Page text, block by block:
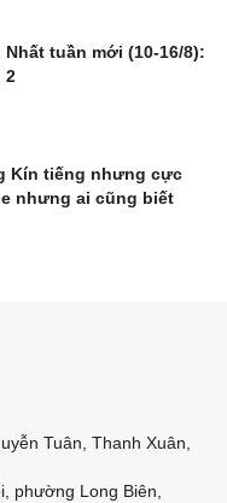
tuần mới (10-16/8):
2
Kín tiếng nhưng cực
nhưng ai cũng biết
Tuân, Thanh Xuân,
phường Long Biên,